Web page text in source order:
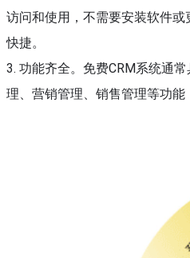
访问和使用，不需要安装软件
快捷。
3. 功能齐全。免费CRM系统通
理、营销管理、销售管理等功能